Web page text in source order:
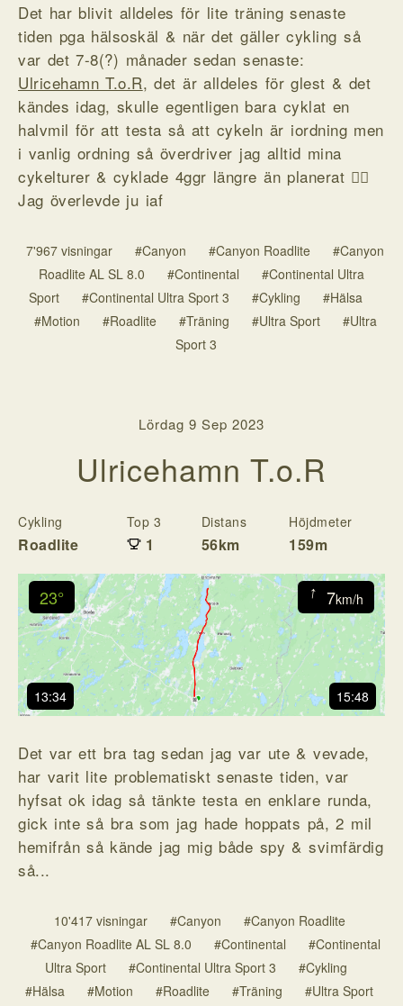
Det har blivit alldeles för lite träning senaste
tiden pga hälsoskäl & när det gäller cykling så
var det 7-8(?) månader sedan senaste:
Ulricehamn T.o.R, det är alldeles för glest & det
kändes idag, skulle egentligen bara cyklat en
halvmil för att testa så att cykeln är iordning men
i vanlig ordning så överdriver jag alltid mina
cykelturer & cyklade 4ggr längre än planerat 🤷‍♂️
Jag överlevde ju iaf
7'967 visningar #Canyon #Canyon Roadlite
#Canyon
Roadlite AL SL 8.0
#Continental
#Continental Ultra
Sport
#Continental Ultra Sport 3 #Cykling
#Hälsa
#Motion
#Roadlite #Träning #Ultra Sport
#Ultra
Sport 3
Lördag 9 Sep 2023
Ulricehamn T.o.R
Cykling
Roadlite
Top 3
1
Distans
56km
Höjdmeter
159m
23° 7km/h
↓
13:34 15:48
Det var ett bra tag sedan jag var ute & vevade,
har varit lite problematiskt senaste tiden, var
hyfsat ok idag så tänkte testa en enklare runda,
gick inte så bra som jag hade hoppats på, 2 mil
hemifrån så kände jag mig både spy & svimfärdig
så...
10'417 visningar #Canyon
#Canyon Roadlite
#Canyon Roadlite AL SL 8.0
#Continental
#Continental
Ultra Sport
#Continental Ultra Sport 3
#Cykling
#Hälsa
#Motion #Roadlite #Träning
#Ultra Sport